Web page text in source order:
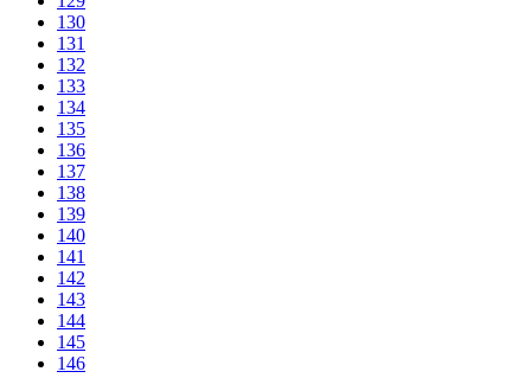
130
131
132
133
134
135
136
137
138
139
140
141
142
143
144
145
146